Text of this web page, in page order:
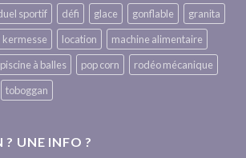
sportif défi glace gonflable
granita
kermesse location
machine alimentaire
piscine à balles pop corn
rodéo mécanique
toboggan
? UNE INFO ?